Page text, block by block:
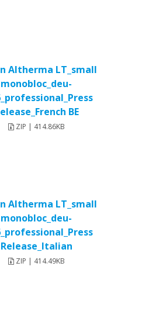
Altherma LT_small
monobloc_deu-
BE
ZIP | 414.86KB
Altherma LT_small
monobloc_deu-
Release_Italian
ZIP | 414.49KB